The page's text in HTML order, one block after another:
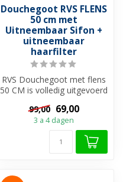
Douchegoot RVS FLENS
50 cm met
Uitneembaar Sifon +
uitneembaar
haarfilter
RVS Douchegoot met flens
50 CM is volledig uitgevoerd
99,00 69,00
3 a 4 dagen